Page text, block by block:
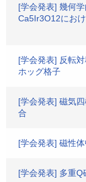
[学会発表] 幾何
Ca5Ir3O12にお
[学会発表] 反転
ホッグ格子
[学会発表] 磁気
合
[学会発表] 磁性
[学会発表] 多重Q